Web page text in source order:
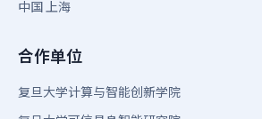
中国 上海
合作单位
复旦大学计算与智能创新学院